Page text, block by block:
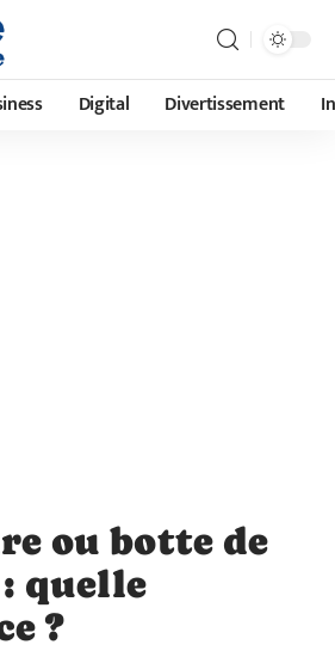
Digital Divertissement
ou botte de
quelle
?